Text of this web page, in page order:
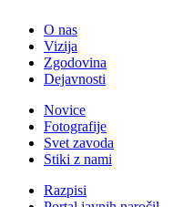
O nas
Vizija
Zgodovina
Dejavnosti
Novice
Fotografije
Svet zavoda
Stiki z nami
Razpisi